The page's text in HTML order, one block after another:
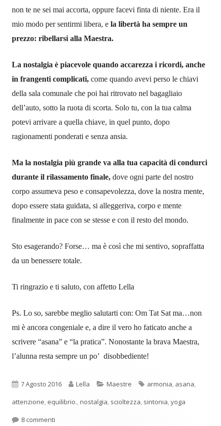
non te ne sei mai accorta, oppure facevi finta di niente. Era il
mio modo per sentirmi libera, e la libertà ha sempre un
prezzo: ribellarsi alla Maestra.
La nostalgia è piacevole quando accarezza i ricordi, anche
in frangenti complicati, come quando avevi perso le chiavi
della sala comunale che poi hai ritrovato nel bagagliaio
dell’auto, sotto la ruota di scorta. Solo tu, con la tua calma
potevi arrivare a quella chiave, in quel punto, dopo
ragionamenti ponderati e senza ansia.
Ma la nostalgia più grande va alla tua capacità di condurci
durante il rilassamento finale, dove ogni parte del nostro
corpo assumeva peso e consapevolezza, dove la nostra mente,
dopo essere stata guidata, si alleggeriva, corpo e mente
finalmente in pace con se stesse e con il resto del mondo.
Sto esagerando? Forse… ma è così che mi sentivo, sopraffatta
da un benessere totale.
Ti ringrazio e ti saluto, con affetto Lella
Ps. Lo so, sarebbe meglio salutarti con: Om Tat Sat ma…non
mi è ancora congeniale e, a dire il vero ho faticato anche a
scrivere “asana” e “la pratica”. Nonostante la brava Maestra,
l’alunna resta sempre un po’ disobbediente!
Pubblicato
7 Agosto 2016 Autore
Lella Categorie
Maestre Tag
armonia, asana,
attenzione, equilibrio.,nostalgia, scioltezza, sintonia,yoga
8 commenti